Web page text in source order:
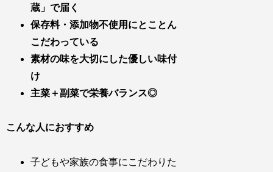
蔵」で届く
保存料・添加物不使用にとことん
こだわっている
素材の味を大切にした優しい味付
け
主菜＋副菜で栄養バランス◎
こんな人におすすめ
子どもや家族の食事にこだわりた